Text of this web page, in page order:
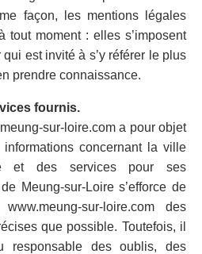
façon, les mentions légales
tout moment : elles s’imposent
est invité à s’y référer le plus
prendre connaissance.
fournis.
sur-loire.com a pour objet
concernant la ville
et des services pour ses
Meung-sur-Loire s’efforce de
sur-loire.com des
que possible. Toutefois, il
responsable des oublis, des